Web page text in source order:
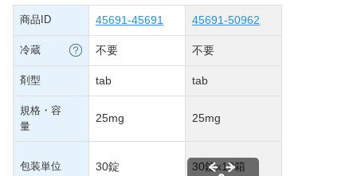
商品ID 45691-45691 45691-50962
冷蔵 不要 不要
剤型 tab tab
規格・容
量
25mg 25mg
包装単位 30錠 30錠x10箱